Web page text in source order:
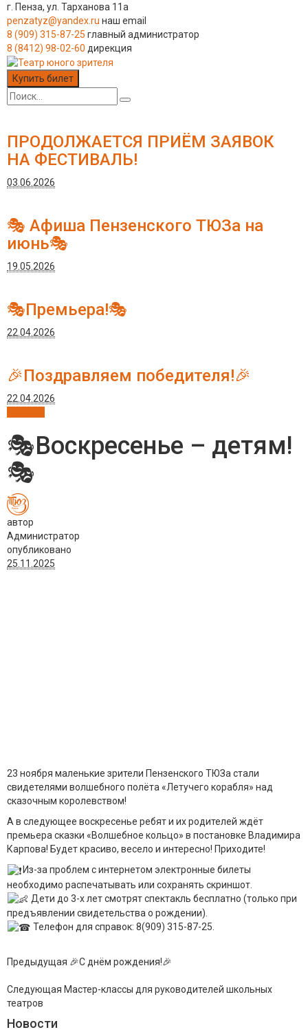
г. Пенза, ул. Тарханова 11а
penzatyz@yandex.ru наш email
8 (909) 315-87-25 главный администратор
8 (8412) 98-02-60 дирекция
Купить билет
ПРОДОЛЖАЕТСЯ ПРИЁМ ЗАЯВОК
НА ФЕСТИВАЛЬ!
03.06.2026
🎭 Афиша Пензенского ТЮЗа на
июнь🎭
19.05.2026
🎭Премьера!🎭
22.04.2026
🎉Поздравляем победителя!🎉
22.04.2026
🎭Воскресенье – детям!
🎭
автор
Администратор
опубликовано
25.11.2025
23 ноября маленькие зрители Пензенского ТЮЗа стали
свидетелями волшебного полëта «Летучего корабля» над
сказочным королевством!
А в следующее воскресенье ребят и их родителей ждëт
премьера сказки «Волшебное кольцо» в постановке Владимира
Карпова! Будет красиво, весело и интересно! Приходите!
Из-за проблем с интернетом электронные билеты
необходимо распечатывать или сохранять скриншот.
Дети до 3-х лет смотрят спектакль бесплатно (только при
предъявлении свидетельства о рождении).
Телефон для справок: 8(909) 315-87-25.
Предыдущая 🎉С днëм рождения!🎉
Следующая Мастер-классы для руководителей школьных
театров
Новости